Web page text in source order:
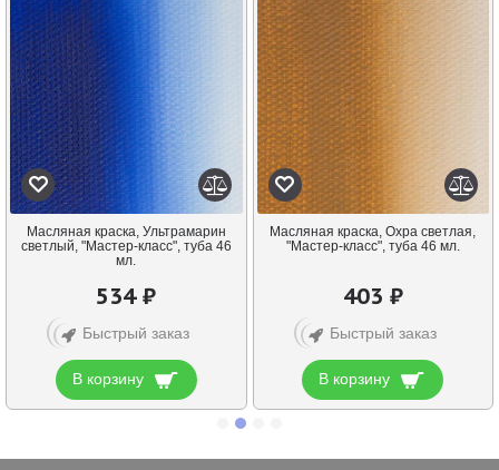
Масляная краска, Ультрамарин
светлый, "Мастер-класс", туба 46
мл.
534 ₽
Быстрый заказ
В корзину
Масляная краска, Охра светлая,
"Мастер-класс", туба 46 мл.
403 ₽
Быстрый заказ
В корзину